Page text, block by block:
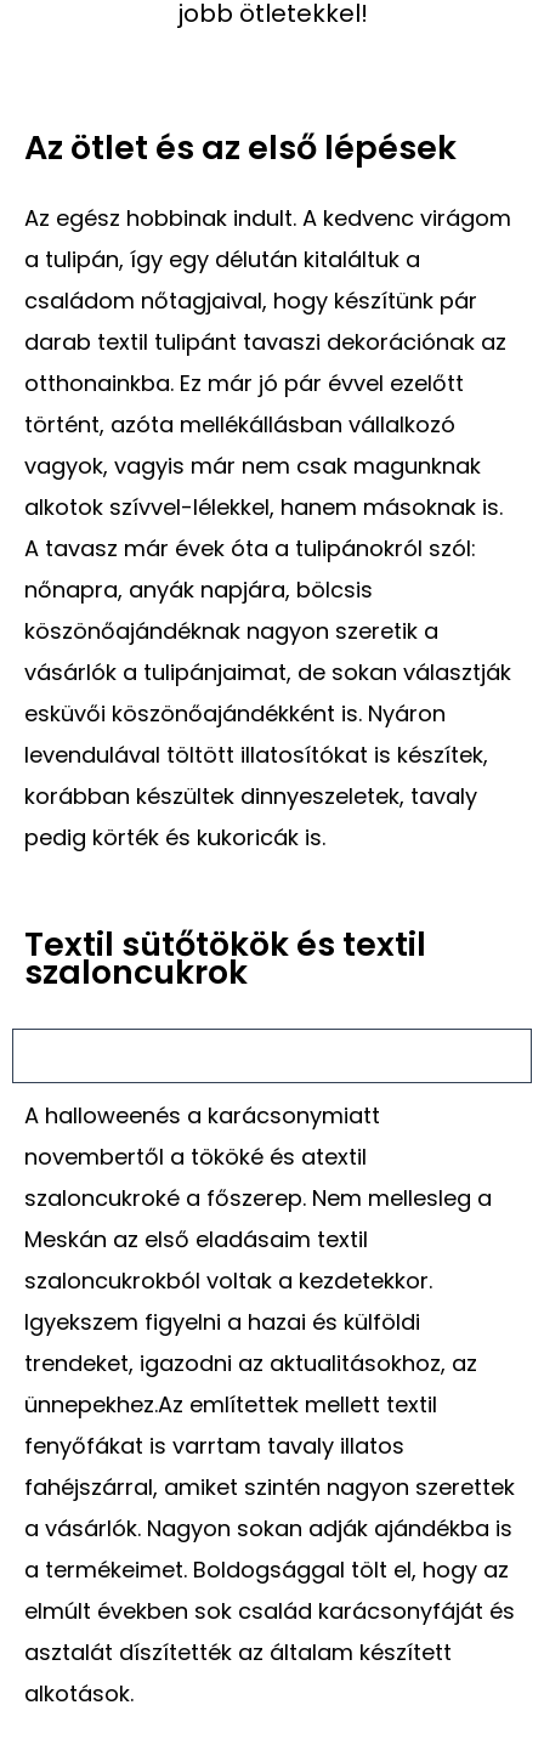
jobb ötletekkel!
Az ötlet és az első lépések
Az egész hobbinak indult. A kedvenc virágom
a tulipán, így egy délután kitaláltuk a
családom nőtagjaival, hogy készítünk pár
darab textil tulipánt tavaszi dekorációnak az
otthonainkba. Ez már jó pár évvel ezelőtt
történt, azóta mellékállásban vállalkozó
vagyok, vagyis már nem csak magunknak
alkotok szívvel-lélekkel, hanem másoknak is.
A tavasz már évek óta a tulipánokról szól:
nőnapra, anyák napjára, bölcsis
köszönőajándéknak nagyon szeretik a
vásárlók a tulipánjaimat, de sokan választják
esküvői köszönőajándékként is. Nyáron
levendulával töltött illatosítókat is készítek,
korábban készültek dinnyeszeletek, tavaly
pedig körték és kukoricák is.
Textil sütőtökök és textil
szaloncukrok
A halloweenés a karácsonymiatt
novembertől a tököké és atextil
szaloncukroké a főszerep. Nem mellesleg a
Meskán az első eladásaim textil
szaloncukrokból voltak a kezdetekkor.
Igyekszem figyelni a hazai és külföldi
trendeket, igazodni az aktualitásokhoz, az
ünnepekhez.Az említettek mellett textil
fenyőfákat is varrtam tavaly illatos
fahéjszárral, amiket szintén nagyon szerettek
a vásárlók. Nagyon sokan adják ajándékba is
a termékeimet. Boldogsággal tölt el, hogy az
elmúlt években sok család karácsonyfáját és
asztalát díszítették az általam készített
alkotások.